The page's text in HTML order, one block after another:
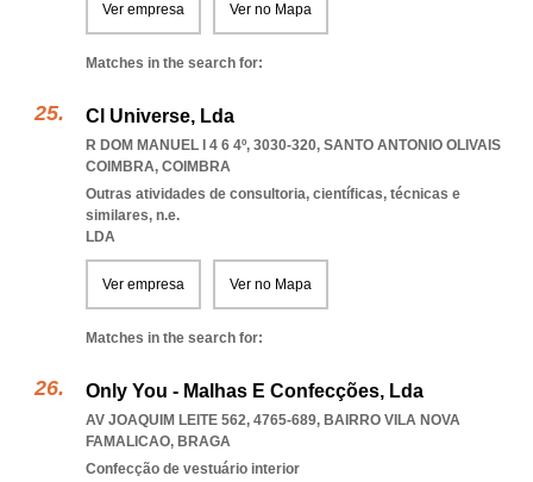
Ver empresa Ver no Mapa
Matches in the search for:
Cl Universe, Lda
R DOM MANUEL I 4 6 4º, 3030-320, SANTO ANTONIO OLIVAIS
COIMBRA, COIMBRA
Outras atividades de consultoria, científicas, técnicas e
similares, n.e.
LDA
Ver empresa Ver no Mapa
Matches in the search for:
Only You - Malhas E Confecções, Lda
AV JOAQUIM LEITE 562, 4765-689, BAIRRO VILA NOVA
FAMALICAO, BRAGA
Confecção de vestuário interior